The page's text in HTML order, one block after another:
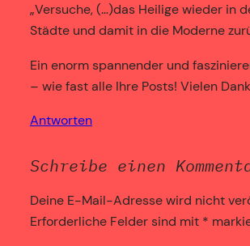
„Versuche, (…)das Heilige wieder in
Städte und damit in die Moderne
Ein enorm spannender und
– wie fast alle Ihre Posts! Vielen
Antworten
Schreibe einen
Deine E-Mail-Adresse wird nicht
Erforderliche Felder sind mit *